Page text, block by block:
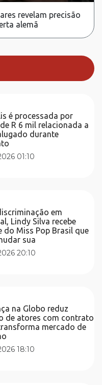
revelam precisão
alemã
é processada por
R 6 mil relacionada a
durante
01:10
em
Lindy Silva recebe
do Miss Pop Brasil que
sua
20:10
na Globo reduz
de atores com contrato
mercado de
18:10